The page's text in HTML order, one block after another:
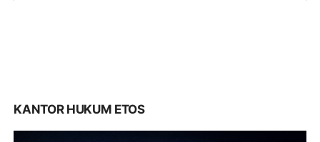
KANTOR HUKUM ETOS